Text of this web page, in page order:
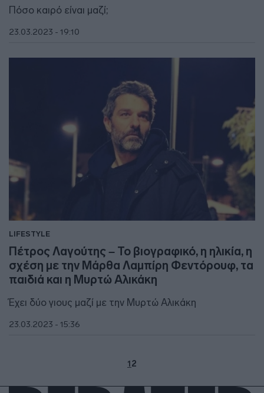
Πόσο καιρό είναι μαζί;
23.03.2023 - 19:10
LIFESTYLE
Πέτρος Λαγούτης – Το βιογραφικό, η ηλικία, η
σχέση με την Μάρθα Λαμπίρη Φεντόρουφ, τα
παιδιά και η Μυρτώ Αλικάκη
Έχει δύο γιους μαζί με την Μυρτώ Αλικάκη
23.03.2023 - 15:36
12